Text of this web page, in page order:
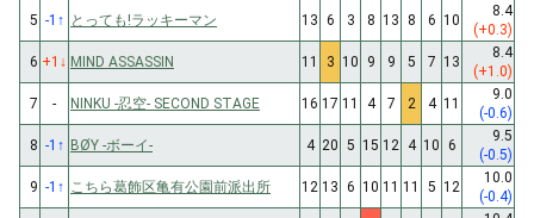
5 -1 ↑ とっても!ラッキーマン 13 6 3 8 13 8 6 10
8.4
(+0.3)
6 +1 ↓ MIND ASSASSIN 11 3 10 9 9 5 7 13
8.4
(+1.0)
7
- NINKU -忍空- SECOND STAGE 16 17 11 4 7 2 4 11
9.0
(-0.6)
8 -1 ↑ BØY -ボーイ- 4 20 5 15 12 4 10 6
9.5
(-0.5)
9 -1 ↑ こちら葛飾区亀有公園前派出所 12 13 6 10 11 11 5 12
10.0
(-0.4)